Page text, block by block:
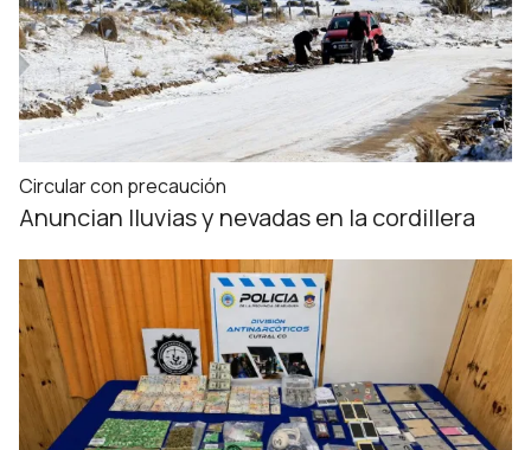
Circular con precaución
Anuncian lluvias y nevadas en la cordillera